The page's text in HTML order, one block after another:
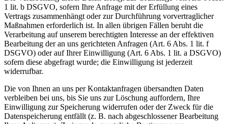
1 lit. b DSGVO, sofern Ihre Anfrage mit der Erfüllung eines
Vertrags zusammenhängt oder zur Durchführung vorvertraglicher
Maßnahmen erforderlich ist. In allen übrigen Fällen beruht die
Verarbeitung auf unserem berechtigten Interesse an der effektiven
Bearbeitung der an uns gerichteten Anfragen (Art. 6 Abs. 1 lit. f
DSGVO) oder auf Ihrer Einwilligung (Art. 6 Abs. 1 lit. a DSGVO)
sofern diese abgefragt wurde; die Einwilligung ist jederzeit
widerrufbar.
Die von Ihnen an uns per Kontaktanfragen übersandten Daten
verbleiben bei uns, bis Sie uns zur Löschung auffordern, Ihre
Einwilligung zur Speicherung widerrufen oder der Zweck für die
Datenspeicherung entfällt (z. B. nach abgeschlossener Bearbeitung